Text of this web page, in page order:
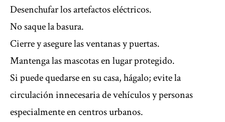
Desenchufar los artefactos eléctricos.
No saque la basura.
Cierre y asegure las ventanas y puertas.
Mantenga las mascotas en lugar protegido.
Si puede quedarse en su casa, hágalo; evite la
circulación innecesaria de vehículos y personas
especialmente en centros urbanos.